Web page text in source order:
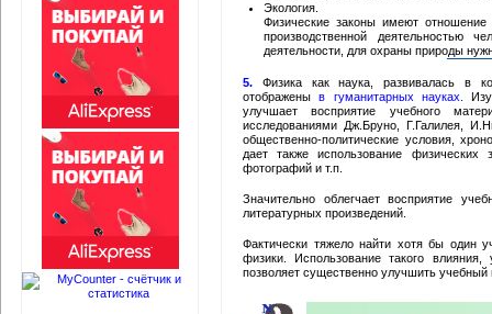
Экология.
Физические законы имеют
производственной деятельностью
деятельности, для охраны природы
5. Физика как наука, развивалась в
отображены в гуманитарных науках.
улучшает восприятие учебного
исследованиями Дж.Бруно, Г.Галилея,
общественно-политические условия,
дает также использование физических
фотографий и т.п.
Значительно облегчает восприятие
литературных произведений.
Фактически тяжело найти хотя бы один
физики. Использование такого
позволяет существенно улучшить учебный